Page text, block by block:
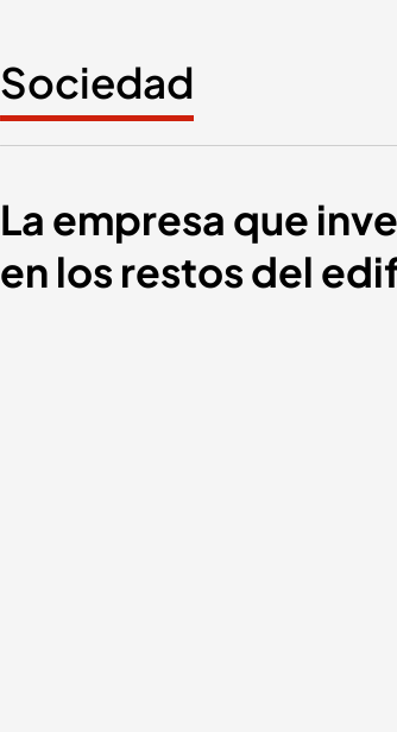
Sociedad
La empresa que
en los restos del